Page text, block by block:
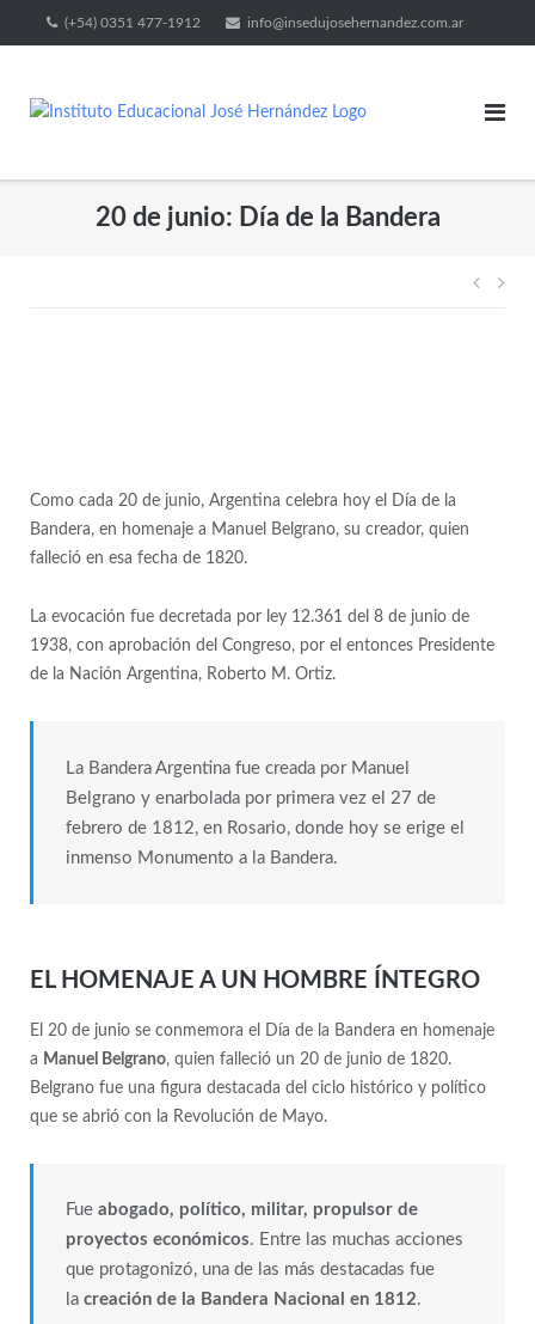
(+54) 0351 477-1912 info@insedujosehernandez.com.ar
20 de junio: Día de la Bandera
Como cada 20 de junio, Argentina celebra hoy el Día de la
Bandera, en homenaje a Manuel Belgrano, su creador, quien
falleció en esa fecha de 1820.
La evocación fue decretada por ley 12.361 del 8 de junio de
1938, con aprobación del Congreso, por el entonces Presidente
de la Nación Argentina, Roberto M. Ortiz.
La Bandera Argentina fue creada por Manuel
Belgrano y enarbolada por primera vez el 27 de
febrero de 1812, en Rosario, donde hoy se erige el
inmenso Monumento a la Bandera.
EL HOMENAJE A UN HOMBRE ÍNTEGRO
El 20 de junio se conmemora el Día de la Bandera en homenaje
a Manuel Belgrano, quien falleció un 20 de junio de 1820.
Belgrano fue una figura destacada del ciclo histórico y político
que se abrió con la Revolución de Mayo.
Fue abogado, político, militar, propulsor de
proyectos económicos. Entre las muchas acciones
que protagonizó, una de las más destacadas fue
la creación de la Bandera Nacional en 1812.